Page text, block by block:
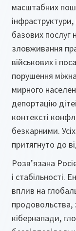
масштабних
базових послуг
зловживання
військових і
порушення
мирного
депортацію
контексті
безкарними.
притягнуто до
Розв’язана
і стабільності.
вплив на
продовольства,
кібернапади,